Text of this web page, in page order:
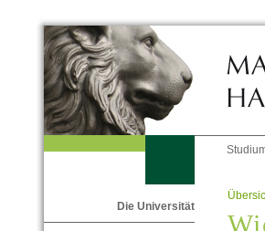
Die Universität